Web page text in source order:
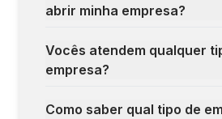
abrir minha empresa?
Vocês atendem qualquer
empresa?
Como saber qual tipo de